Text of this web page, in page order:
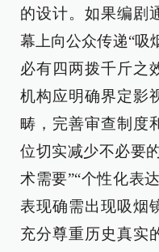
的设计。如果编剧
幕上向公众传递“吸
必有四两拨千斤之
机构应明确界定影
畴，完善审查制度
位切实减少不必要
术需要”“个性化表
表现确需出现吸烟
充分尊重历史真实